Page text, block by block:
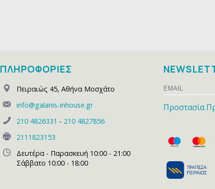
ΠΛΗΡΟΦΟΡΙΕΣ
Πειραιώς 45, Αθήνα Μοσχάτο
info@galanis-inhouse.gr
210 4826331 - 210 4827856
2111823153
Δευτέρα - Παρασκευή 10:00 - 21:00
Σάββατο 10:00 - 18:00
Email
Προστασία